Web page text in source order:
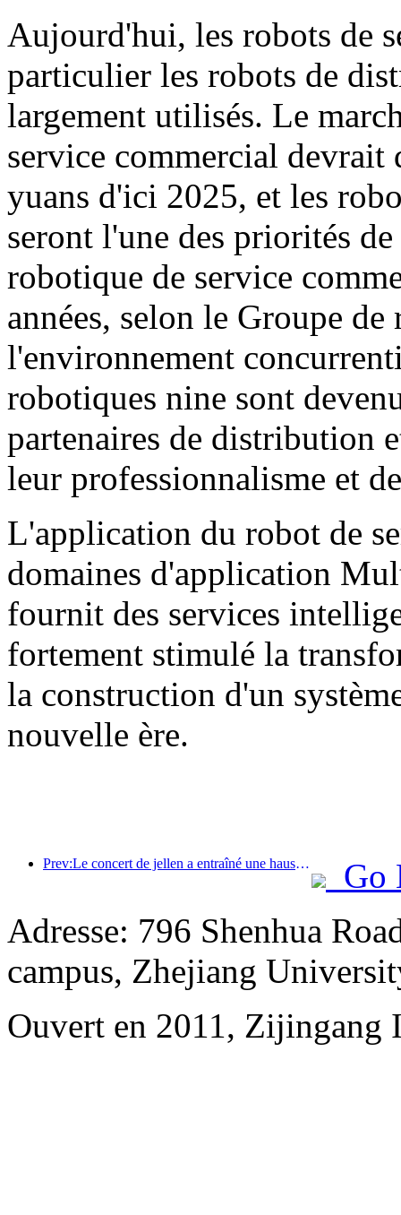
Aujourd'hui, les robots de
particulier les robots de
largement utilisés. Le
service commercial devrait
yuans d'ici 2025, et les
seront l'une des priorités
robotique de service
années, selon le Groupe
l'environnement
robotiques nine sont
partenaires de distribution
leur professionnalisme et
L'application du robot de
domaines d'application
fournit des services
fortement stimulé la
la construction d'un
nouvelle ère.
Prev:Le concert de jellen a entraîné une hausse de plus de 100% des commandes de restaurants et d'hôtels
Go
Adresse: 796 Shenhua
campus, Zhejiang
Ouvert en 2011, Zijingang